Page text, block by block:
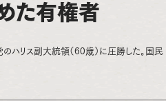
た有権者
ハリス副大統領（60歳）に圧勝した。国民